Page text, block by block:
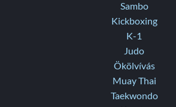
Sambo
Kickboxing
K-1
Judo
Ökölvívás
Muay Thai
Taekwondo